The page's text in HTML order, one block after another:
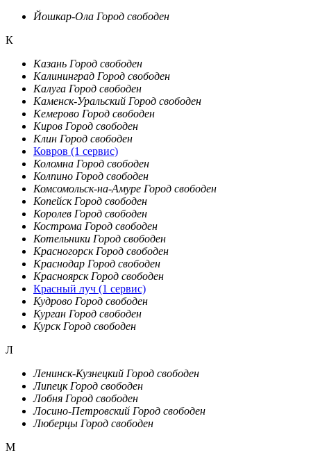
Йошкар-Ола Город свободен
К
Казань Город свободен
Калининград Город свободен
Калуга Город свободен
Каменск-Уральский Город свободен
Кемерово Город свободен
Киров Город свободен
Клин Город свободен
Ковров (1 сервис)
Коломна Город свободен
Колпино Город свободен
Комсомольск-на-Амуре Город свободен
Копейск Город свободен
Королев Город свободен
Кострома Город свободен
Котельники Город свободен
Красногорск Город свободен
Краснодар Город свободен
Красноярск Город свободен
Красный луч (1 сервис)
Кудрово Город свободен
Курган Город свободен
Курск Город свободен
Л
Ленинск-Кузнецкий Город свободен
Липецк Город свободен
Лобня Город свободен
Лосино-Петровский Город свободен
Люберцы Город свободен
М